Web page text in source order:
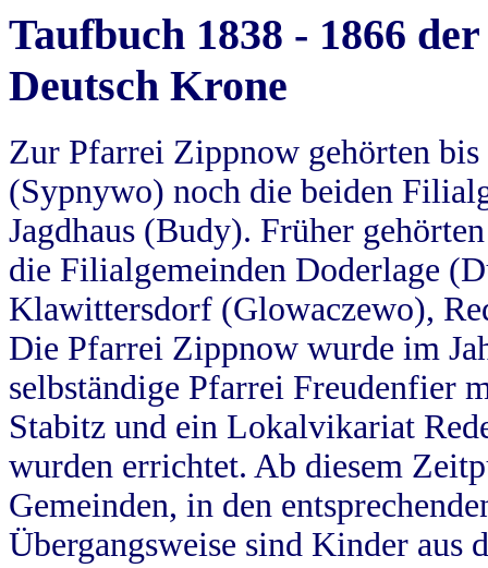
Taufbuch 1838 - 1866
Deutsch Krone
Zur Pfarrei Zippnow gehörten
(Sypnywo) noch die beiden
Jagdhaus (Budy). Früher
die Filialgemeinden Doderlage
Klawittersdorf (Glowaczewo),
Die Pfarrei Zippnow wurde im
selbständige Pfarrei Freudenfier
Stabitz und ein Lokalvikariat
wurden errichtet. Ab diesem
Gemeinden, in den
Übergangsweise sind Kinder aus